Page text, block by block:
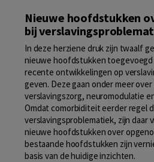
Nieuwe hoofdstukken
bij
In deze herziene druk zijn twaalf
nieuwe hoofdstukken toegevoegd
recente ontwikkelingen op
geven. Deze gaan onder meer
verslavingszorg, neuromodulatie
Omdat comorbiditeit eerder regel
verslavingsproblematiek, zijn daar
nieuwe hoofdstukken over
bestaande hoofdstukken zijn
basis van de huidige inzichten.